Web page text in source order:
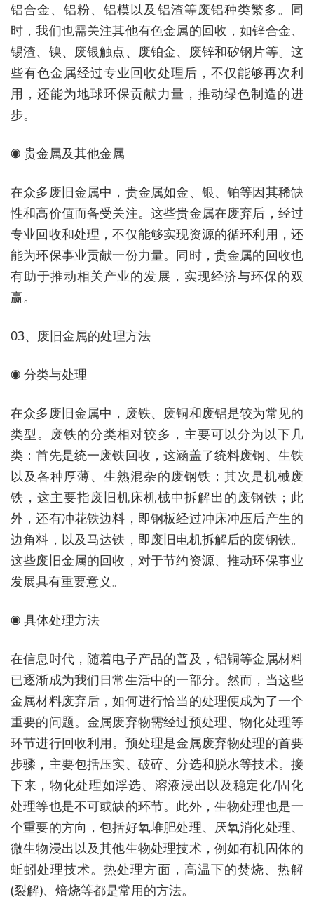
铝合金、铝粉、铝模以及铝渣等废铝种类繁多。同
时，我们也需关注其他有色金属的回收，如锌合金、
锡渣、镍、废银触点、废铂金、废锌和矽钢片等。这
些有色金属经过专业回收处理后，不仅能够再次利
用，还能为地球环保贡献力量，推动绿色制造的进
步。
◉ 贵金属及其他金属
在众多废旧金属中，贵金属如金、银、铂等因其稀缺
性和高价值而备受关注。这些贵金属在废弃后，经过
专业回收和处理，不仅能够实现资源的循环利用，还
能为环保事业贡献一份力量。同时，贵金属的回收也
有助于推动相关产业的发展，实现经济与环保的双
赢。
03、废旧金属的处理方法
◉ 分类与处理
在众多废旧金属中，废铁、废铜和废铝是较为常见的
类型。废铁的分类相对较多，主要可以分为以下几
类：首先是统一废铁回收，这涵盖了统料废钢、生铁
以及各种厚薄、生熟混杂的废钢铁；其次是机械废
铁，这主要指废旧机床机械中拆解出的废钢铁；此
外，还有冲花铁边料，即钢板经过冲床冲压后产生的
边角料，以及马达铁，即废旧电机拆解后的废钢铁。
这些废旧金属的回收，对于节约资源、推动环保事业
发展具有重要意义。
◉ 具体处理方法
在信息时代，随着电子产品的普及，铝铜等金属材料
已逐渐成为我们日常生活中的一部分。然而，当这些
金属材料废弃后，如何进行恰当的处理便成为了一个
重要的问题。金属废弃物需经过预处理、物化处理等
环节进行回收利用。预处理是金属废弃物处理的首要
步骤，主要包括压实、破碎、分选和脱水等技术。接
下来，物化处理如浮选、溶液浸出以及稳定化/固化
处理等也是不可或缺的环节。此外，生物处理也是一
个重要的方向，包括好氧堆肥处理、厌氧消化处理、
微生物浸出以及其他生物处理技术，例如有机固体的
蚯蚓处理技术。热处理方面，高温下的焚烧、热解
(裂解)、焙烧等都是常用的方法。